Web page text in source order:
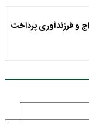
ازدواج و فرزندآوری پرداخت